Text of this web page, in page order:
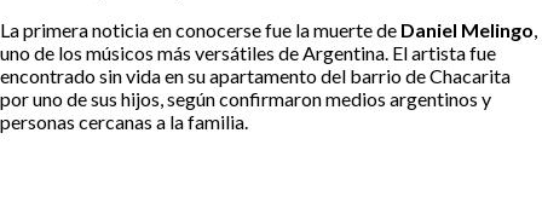
La primera noticia en conocerse fue la muerte de Daniel Melingo,
uno de los músicos más versátiles de Argentina. El artista fue
encontrado sin vida en su apartamento del barrio de Chacarita
por uno de sus hijos, según confirmaron medios argentinos y
personas cercanas a la familia.